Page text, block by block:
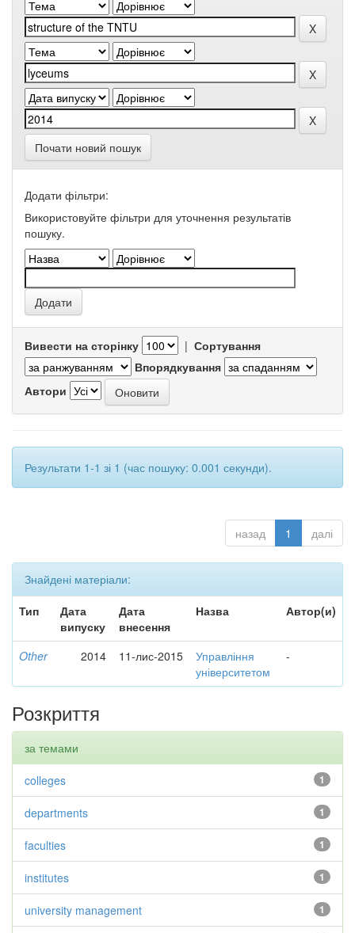
Почати новий пошук
Додати фільтри:
Використовуйте фільтри для уточнення результатів
пошуку.
Вивести на сторінку | Сортування
Впорядкування
Автори
Результати 1-1 зі 1 (час пошуку: 0.001 секунди).
назад 1 далі
Знайдені матеріали:
Тип
Дата
випуску
Дата
внесення
Назва Автор(и)
Other 2014 11-лис-2015
Управління
університетом
-
Розкриття
за темами
1
colleges
1
departments
1
faculties
1
institutes
1
university management